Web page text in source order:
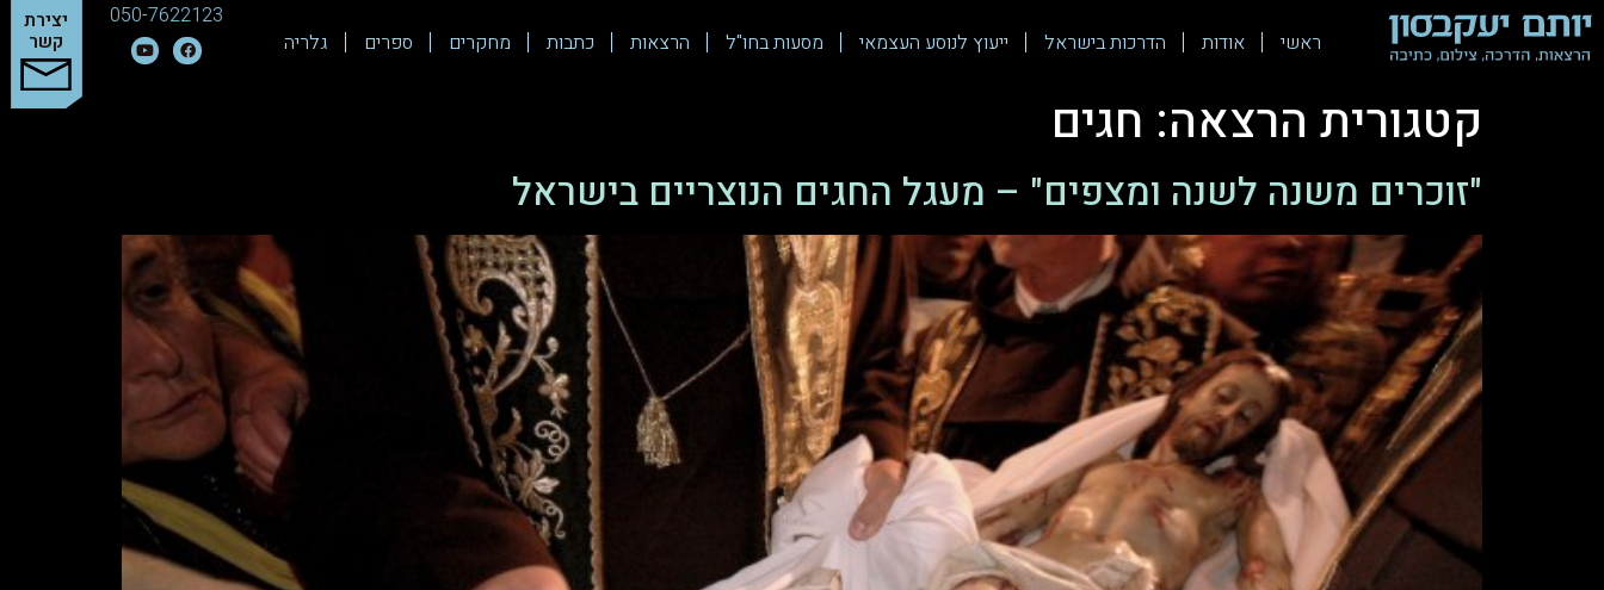
ראשי אודות הדרכות בישראל ייעוץ לנוסע העצמאי מסעות בחו"ל הרצאות כתבות מחקרים ספרים גלריה
050-7622123
יצירת
קשר
קטגורית הרצאה: חגים
"זוכרים משנה לשנה ומצפים" – מעגל החגים הנוצריים בישראל